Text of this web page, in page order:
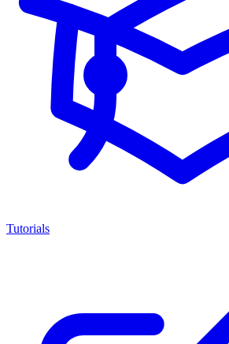
Tutorials